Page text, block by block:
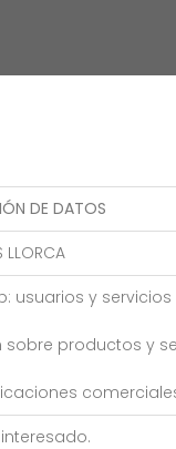
DE DATOS
LLORCA
usuarios y
sobre productos y